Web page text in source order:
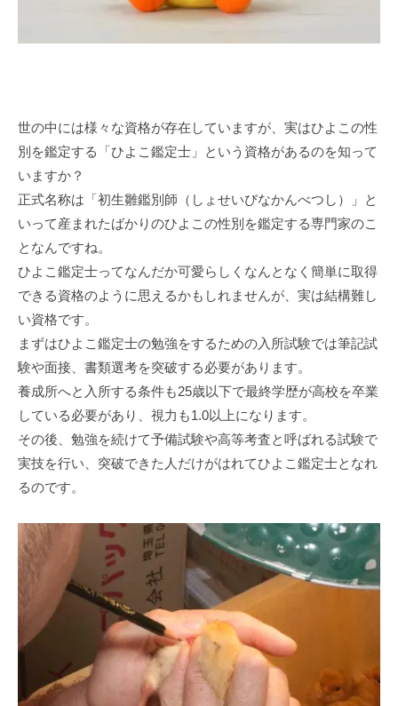
世の中には様々な資格が存在していますが、実はひよこの性
別を鑑定する「ひよこ鑑定士」という資格があるのを知って
いますか？
正式名称は「初生雛鑑別師（しょせいびなかんべつし）」と
いって産まれたばかりのひよこの性別を鑑定する専門家のこ
となんですね。
ひよこ鑑定士ってなんだか可愛らしくなんとなく簡単に取得
できる資格のように思えるかもしれませんが、実は結構難し
い資格です。
まずはひよこ鑑定士の勉強をするための入所試験では筆記試
験や面接、書類選考を突破する必要があります。
養成所へと入所する条件も25歳以下で最終学歴が高校を卒業
している必要があり、視力も1.0以上になります。
その後、勉強を続けて予備試験や高等考査と呼ばれる試験で
実技を行い、突破できた人だけがはれてひよこ鑑定士となれ
るのです。